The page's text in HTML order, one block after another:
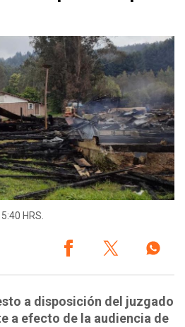
HRS.
a disposición del juzgado
a efecto de la audiencia de